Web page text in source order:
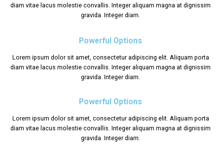
diam vitae lacus molestie convallis. Integer aliquam magna at dignissim
gravida. Integer diam.
Powerful Options
Lorem ipsum dolor sit amet, consectetur adipiscing elit. Aliquam porta
diam vitae lacus molestie convallis. Integer aliquam magna at dignissim
gravida. Integer diam.
Powerful Options
Lorem ipsum dolor sit amet, consectetur adipiscing elit. Aliquam porta
diam vitae lacus molestie convallis. Integer aliquam magna at dignissim
gravida. Integer diam.